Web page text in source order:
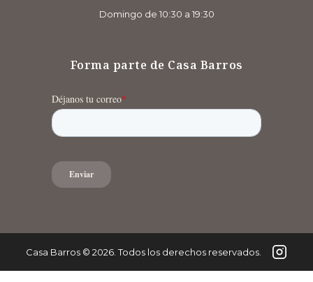
Domingo de 10:30 a 19:30
Forma parte de Casa Barros
Casa Barros© 2026. Todos los derechos reservados.